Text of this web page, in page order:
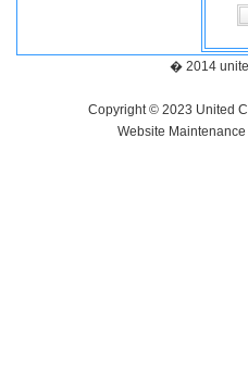
� 2014
Copyright © 2023 United
Website Maintenance